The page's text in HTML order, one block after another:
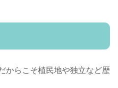
からこそ植民地や独立など歴